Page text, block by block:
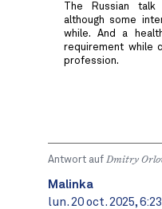
The Russian
although some
while. And a
requirement while
profession.
Antwort auf Dmitry
Malinka
lun. 20 oct. 2025, 6:23